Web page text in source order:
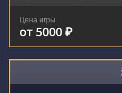
Цена игры
от 5000 ₽